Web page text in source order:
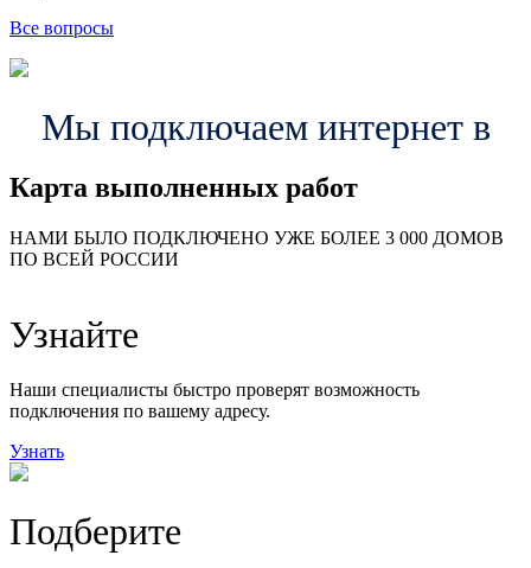
Все вопросы
Мы подключаем интернет в
Карта выполненных работ
НАМИ БЫЛО ПОДКЛЮЧЕНО УЖЕ БОЛЕЕ 3 000 ДОМОВ
ПО ВСЕЙ РОССИИ
57
29
99
48
Узнайте
Наши специалисты быстро проверят возможность
подключения по вашему адресу.
Узнать
Подберите